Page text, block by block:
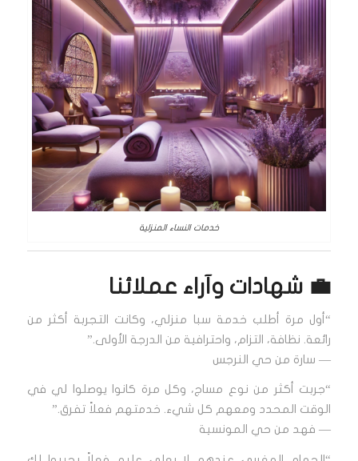
خدمات النساء المنزلية
💼 شهادات وآراء عملائنا
“أول مرة أطلب خدمة سبا منزلي، وكانت التجربة أكثر من
رائعة. نظافة، التزام، واحترافية من الدرجة الأولى.”
— سارة من حي النرجس
“جربت أكثر من نوع مساج، وكل مرة كانوا يوصلوا لي في
الوقت المحدد ومعهم كل شيء. خدمتهم فعلاً تفرق.”
— فهد من حي المونسية